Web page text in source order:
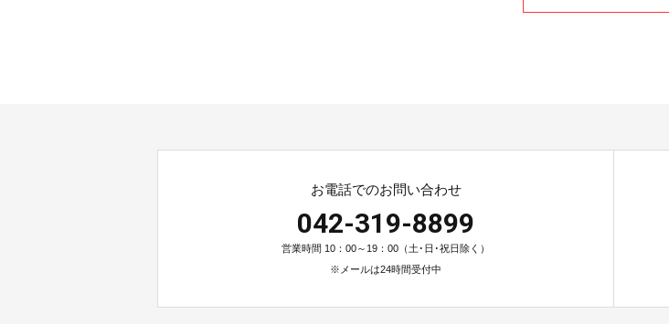
お電話でのお問い合わせ
042-319-8899
営業時間 10：00～19：00（土･日･祝日除く）
※メールは24時間受付中